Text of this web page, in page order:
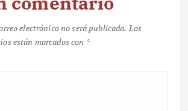
electrónico no será publicada. Los
están marcados con *